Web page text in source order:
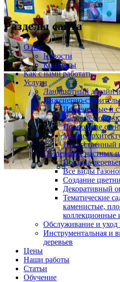
Разделы сайта
О нас
Новости
Контакты
Как с нами работать
Услуги
Ландшфтный дизайн
Инженерно-
Инженерные и
Садовые
Подпорные
Малые
Искусственный
Озеленение частных
Посадка
Все виды
Создание
Декоративный
Тематические
каменистые,
коллекционные
Обслуживание и уход
Инструментальная и
деревьев
Цены
Наши работы
Статьи
Обучение